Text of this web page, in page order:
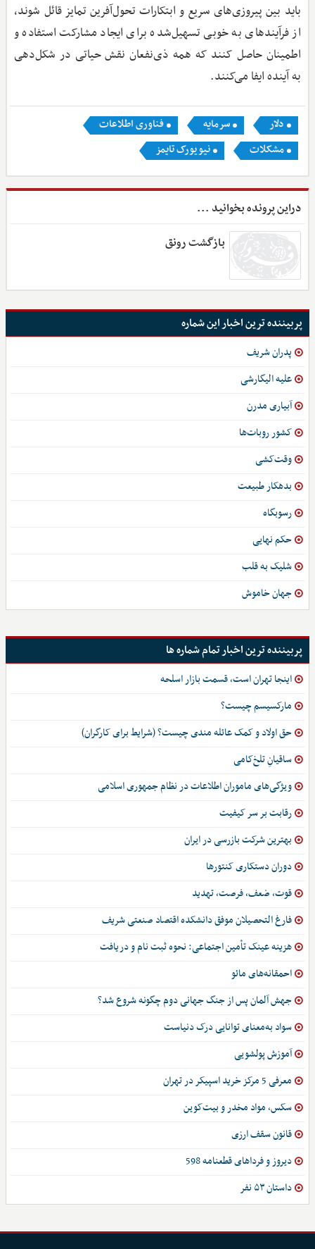
باید بین پیروزی‌های سریع و ابتکارات تحول‌آفرین تمایز قائل شوند،
از فرآیندهای به خوبی تسهیل‌شده برای ایجاد مشارکت استفاده و
اطمینان حاصل کنند که همه ذی‌نفعان نقش حیاتی در شکل‌دهی
به آینده ایفا می‌کنند.
دلار سرمایه
فناوری اطلاعات
مشکلات
نیویورک تایمز
دراین پرونده بخوانید ...
بازگشت رونق
پربیننده ترین اخبار این شماره
پدران شریف
علیه الیگارشی
آبیاری مدرن
کشور روبات‌ها
وقت‌کشی
بدهکار طبیعت
رسوبگاه
حکم نهایی
شلیک به قلب
جهان خاموش
پربیننده ترین اخبار تمام شماره ها
اینجا تهران است، قسمت بازار اسلحه
مارکسیسم چیست؟
حق اولاد و کمک عائله مندی چیست؟ (شرایط برای کارگران)
ساقیانِ تلخ‌کامی
ویژگی‌های ماموران اطلاعات در نظام جمهوری اسلامی
رقابت بر سر کیفیت
بهترین شرکت بازرسی در ایران
دوران دستکاری کنتورها
قوت، ضعف، فرصت، تهدید
فارغ التحصیلان موفق دانشکده اقتصاد صنعتی شریف
هزینه عینک تأمین اجتماعی: نحوه ثبت نام و دریافت
احمقانه‌های مائو
جهش آلمان پس از جنگ جهانی دوم چگونه شروع شد؟
سواد به‌معنای توانایی درک دنیاست
آموزش پولشویی
معرفی 5 مرکز خرید اسپیکر در تهران
سکس، مواد مخدر و بیت‌کوین
قانون سقف ارزی
دیروز و فرداهای قطعنامه 598
داستان ۵۳ نفر